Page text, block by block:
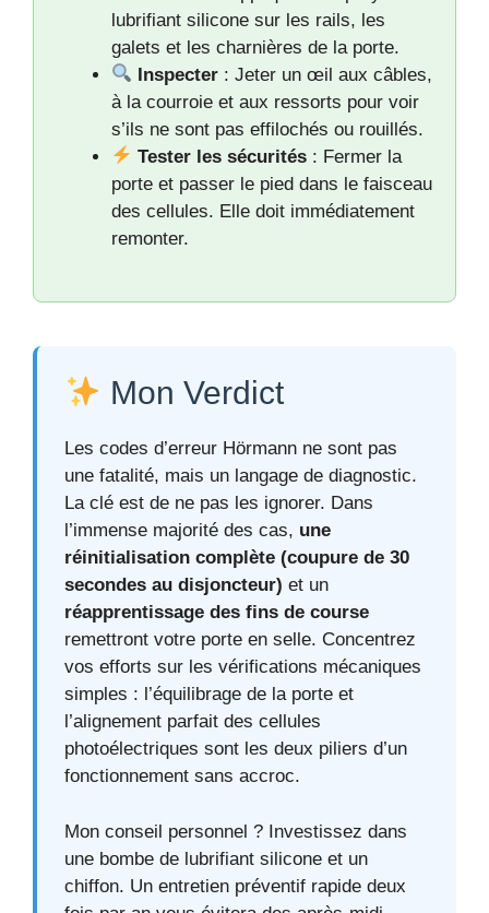
lubrifiant silicone sur les rails, les
galets et les charnières de la porte.
Inspecter : Jeter un œil aux câbles,
à la courroie et aux ressorts pour voir
s’ils ne sont pas effilochés ou rouillés.
Tester les sécurités : Fermer la
porte et passer le pied dans le faisceau
des cellules. Elle doit immédiatement
remonter.
Mon Verdict
Les codes d’erreur Hörmann ne sont pas
une fatalité, mais un langage de diagnostic.
La clé est de ne pas les ignorer. Dans
l’immense majorité des cas, une
réinitialisation complète (coupure de 30
secondes au disjoncteur) et un
réapprentissage des fins de course
remettront votre porte en selle. Concentrez
vos efforts sur les vérifications mécaniques
simples : l’équilibrage de la porte et
l’alignement parfait des cellules
photoélectriques sont les deux piliers d’un
fonctionnement sans accroc.
Mon conseil personnel ? Investissez dans
une bombe de lubrifiant silicone et un
chiffon. Un entretien préventif rapide deux